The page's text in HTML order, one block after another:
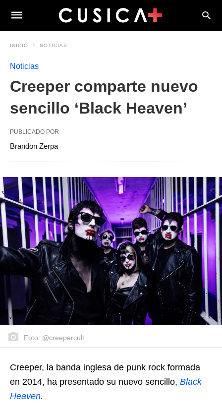
INICIO NOTICIAS
Noticias
Creeper comparte nuevo
sencillo ‘Black Heaven’
PUBLICADO POR
Brandon Zerpa
Foto: @creepercult
Creeper, la banda inglesa de punk rock formada
en 2014, ha presentado su nuevo sencillo, Black
Heaven.